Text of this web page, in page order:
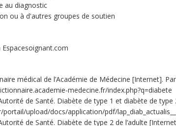
au diagnostic
ou à d'autres groupes de soutien
Espacesoignant.com
médical de l’Académie de Médecine [Internet].
medecine.fr/index.php?q=diabete
de Santé. Diabète de type 1 et diabète de
portail/upload/docs/application/pdf/
de Santé. Diabète de type 2 de l’adulte